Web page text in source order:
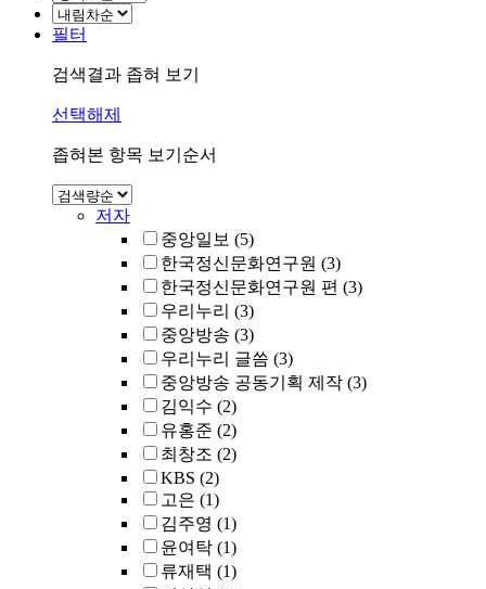
필터
검색결과 좁혀 보기
선택해제
좁혀본 항목 보기순서
저자
중앙일보 (5)
한국정신문화연구원 (3)
한국정신문화연구원 편 (3)
우리누리 (3)
중앙방송 (3)
우리누리 글씀 (3)
중앙방송 공동기획 제작 (3)
김익수 (2)
유홍준 (2)
최창조 (2)
KBS (2)
고은 (1)
김주영 (1)
윤여탁 (1)
류재택 (1)